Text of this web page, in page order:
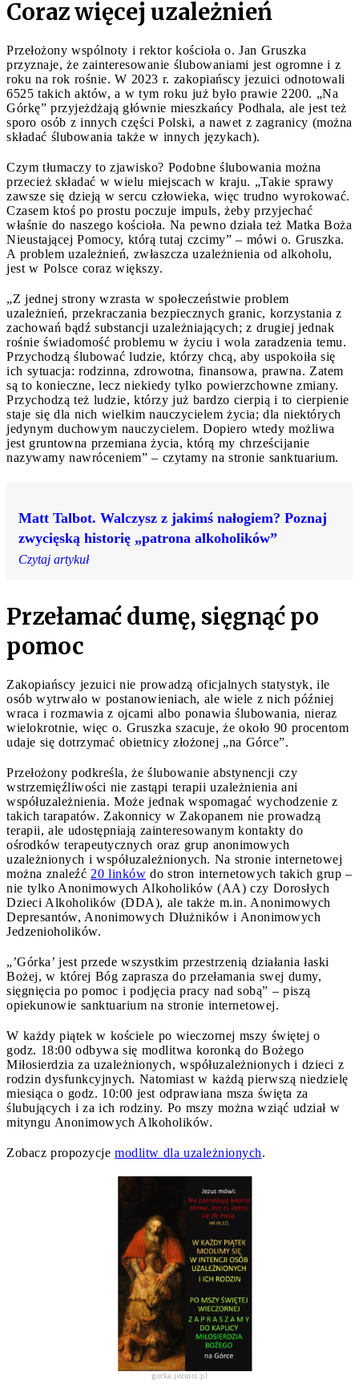
Coraz więcej uzależnień
Przełożony wspólnoty i rektor kościoła o. Jan Gruszka
przyznaje, że zainteresowanie ślubowaniami jest ogromne i z
roku na rok rośnie. W 2023 r. zakopiańscy jezuici odnotowali
6525 takich aktów, a w tym roku już było prawie 2200. „Na
Górkę” przyjeżdżają głównie mieszkańcy Podhala, ale jest też
sporo osób z innych części Polski, a nawet z zagranicy (można
składać ślubowania także w innych językach).
Czym tłumaczy to zjawisko? Podobne ślubowania można
przecież składać w wielu miejscach w kraju. „Takie sprawy
zawsze się dzieją w sercu człowieka, więc trudno wyrokować.
Czasem ktoś po prostu poczuje impuls, żeby przyjechać
właśnie do naszego kościoła. Na pewno działa też Matka Boża
Nieustającej Pomocy, którą tutaj czcimy” – mówi o. Gruszka.
A problem uzależnień, zwłaszcza uzależnienia od alkoholu,
jest w Polsce coraz większy.
„Z jednej strony wzrasta w społeczeństwie problem
uzależnień, przekraczania bezpiecznych granic, korzystania z
zachowań bądź substancji uzależniających; z drugiej jednak
rośnie świadomość problemu w życiu i wola zaradzenia temu.
Przychodzą ślubować ludzie, którzy chcą, aby uspokoiła się
ich sytuacja: rodzinna, zdrowotna, finansowa, prawna. Zatem
są to konieczne, lecz niekiedy tylko powierzchowne zmiany.
Przychodzą też ludzie, którzy już bardzo cierpią i to cierpienie
staje się dla nich wielkim nauczycielem życia; dla niektórych
jedynym duchowym nauczycielem. Dopiero wtedy możliwa
jest gruntowna przemiana życia, którą my chrześcijanie
nazywamy nawróceniem” – czytamy na stronie sanktuarium.
Matt Talbot. Walczysz z jakimś nałogiem? Poznaj
zwycięską historię „patrona alkoholików”
Czytaj artykuł
Przełamać dumę, sięgnąć po
pomoc
Zakopiańscy jezuici nie prowadzą oficjalnych statystyk, ile
osób wytrwało w postanowieniach, ale wiele z nich później
wraca i rozmawia z ojcami albo ponawia ślubowania, nieraz
wielokrotnie, więc o. Gruszka szacuje, że około 90 procentom
udaje się dotrzymać obietnicy złożonej „na Górce”.
Przełożony podkreśla, że ślubowanie abstynencji czy
wstrzemięźliwości nie zastąpi terapii uzależnienia ani
współuzależnienia. Może jednak wspomagać wychodzenie z
takich tarapatów. Zakonnicy w Zakopanem nie prowadzą
terapii, ale udostępniają zainteresowanym kontakty do
ośrodków terapeutycznych oraz grup anonimowych
uzależnionych i współuzależnionych. Na stronie internetowej
można znaleźć 20 linków do stron internetowych takich grup –
nie tylko Anonimowych Alkoholików (AA) czy Dorosłych
Dzieci Alkoholików (DDA), ale także m.in. Anonimowych
Depresantów, Anonimowych Dłużników i Anonimowych
Jedzenioholików.
„’Górka’ jest przede wszystkim przestrzenią działania łaski
Bożej, w której Bóg zaprasza do przełamania swej dumy,
sięgnięcia po pomoc i podjęcia pracy nad sobą” – piszą
opiekunowie sanktuarium na stronie internetowej.
W każdy piątek w kościele po wieczornej mszy świętej o
godz. 18:00 odbywa się modlitwa koronką do Bożego
Miłosierdzia za uzależnionych, współuzależnionych i dzieci z
rodzin dysfunkcyjnych. Natomiast w każdą pierwszą niedzielę
miesiąca o godz. 10:00 jest odprawiana msza święta za
ślubujących i za ich rodziny. Po mszy można wziąć udział w
mityngu Anonimowych Alkoholików.
Zobacz propozycje modlitw dla uzależnionych.
gorka.jezuici.pl